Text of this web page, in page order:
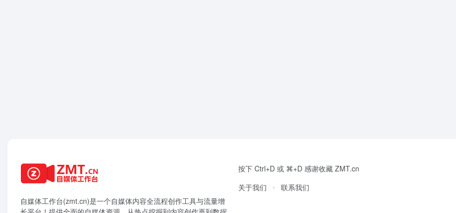
自媒体工作台(zmt.cn)是一个自媒体内容全流程创作工具与流量增
按下 Ctrl+D 或 ⌘+D 感谢收藏 ZMT.cn
关于我们
联系我们